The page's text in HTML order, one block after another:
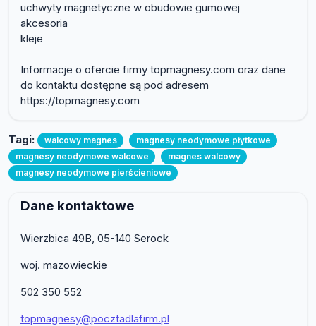
uchwyty magnetyczne w obudowie gumowej
akcesoria
kleje
Informacje o ofercie firmy topmagnesy.com oraz dane
do kontaktu dostępne są pod adresem
https://topmagnesy.com
Tagi: walcowy magnes
magnesy neodymowe płytkowe
magnesy neodymowe walcowe
magnes walcowy
magnesy neodymowe pierścieniowe
Dane kontaktowe
Wierzbica 49B, 05-140 Serock
woj. mazowieckie
502 350 552
topmagnesy@pocztadlafirm.pl